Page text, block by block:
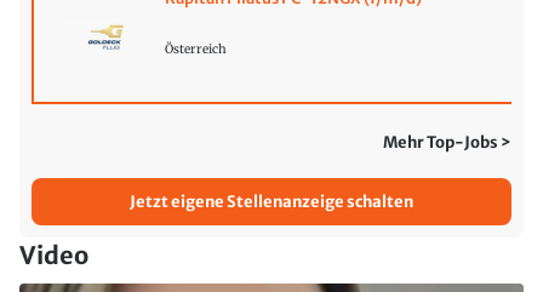
Österreich
Mehr Top-Jobs >
Jetzt eigene Stellenanzeige schalten
Video